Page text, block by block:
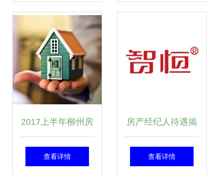
2017上半年柳州房
地产经纪机构检查
查看详情
房产经纪人待遇揭
秘 看准网数据背后
查看详情